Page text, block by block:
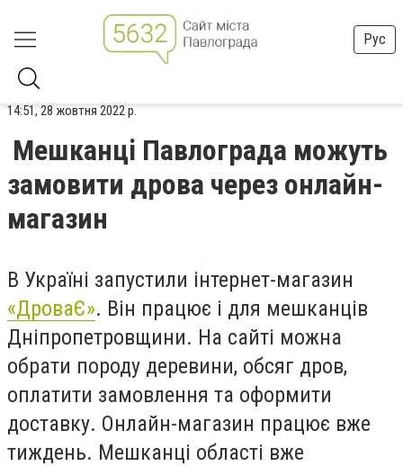
Рус
14:51, 28 жовтня 2022 р.
Мешканці Павлограда можуть
замовити дрова через онлайн-
магазин
В Україні запустили інтернет-магазин
«ДроваЄ». Він працює і для мешканців
Дніпропетровщини. На сайті можна
обрати породу деревини, обсяг дров,
оплатити замовлення та оформити
доставку. Онлайн-магазин працює вже
тиждень. Мешканці області вже